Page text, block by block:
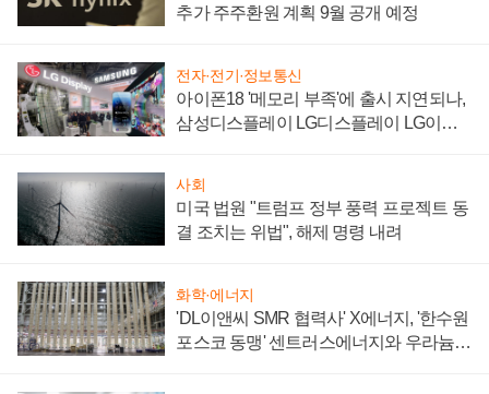
추가 주주환원 계획 9월 공개 예정
전자·전기·정보통신
아이폰18 '메모리 부족'에 출시 지연되나,
삼성디스플레이 LG디스플레이 LG이노
사회
미국 법원 "트럼프 정부 풍력 프로젝트 동
결 조치는 위법", 해제 명령 내려
화학·에너지
'DL이앤씨 SMR 협력사' X에너지, '한수원
포스코 동맹' 센트러스에너지와 우라늄